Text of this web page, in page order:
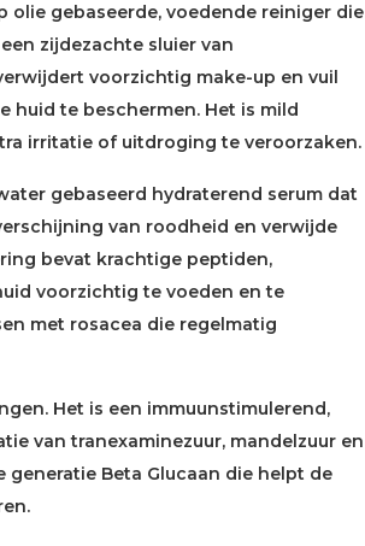
olie gebaseerde, voedende reiniger die
zijdezachte sluier van
voorzichtig make-up en vuil
huid te beschermen. Het is mild
irritatie of uitdroging te veroorzaken.
gebaseerd hydraterend serum dat
van roodheid en verwijde
bevat krachtige peptiden,
voorzichtig te voeden en te
met rosacea die regelmatig
Het is een immuunstimulerend,
van tranexaminezuur, mandelzuur en
Beta Glucaan die helpt de